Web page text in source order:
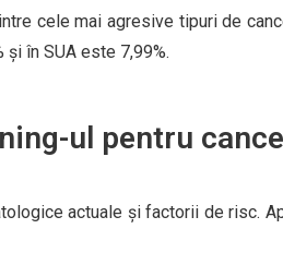
cele mai agresive tipuri de
în SUA este 7,99%.
ul pentru
actuale și factorii de risc.